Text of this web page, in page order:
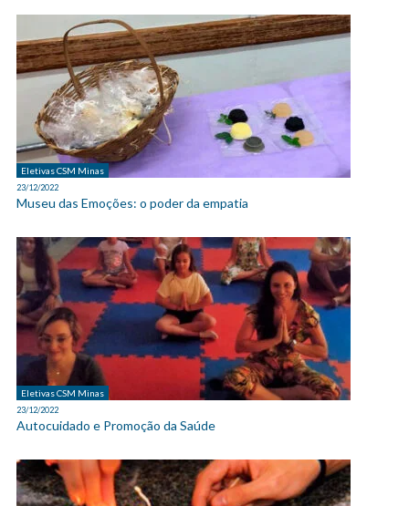
Eletivas CSM Minas
23/12/2022
Museu das Emoções: o poder da empatia
Eletivas CSM Minas
23/12/2022
Autocuidado e Promoção da Saúde